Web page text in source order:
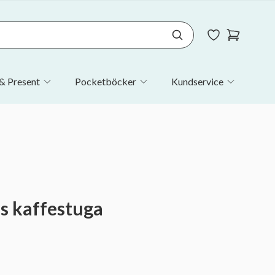
Present Pocketböcker Kundservice
kaffestuga